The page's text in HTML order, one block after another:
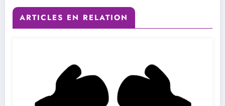
ARTICLES EN RELATION